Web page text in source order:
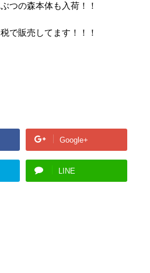
つの森本体も入荷！！
で販売してます！！！
Google+
LINE